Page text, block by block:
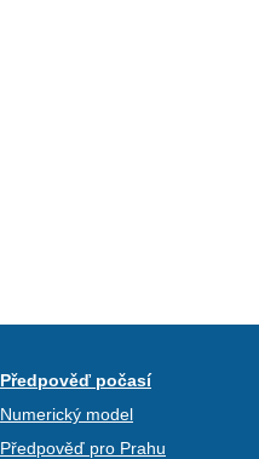
Předpověď počasí
Numerický model
Předpověď pro Prahu